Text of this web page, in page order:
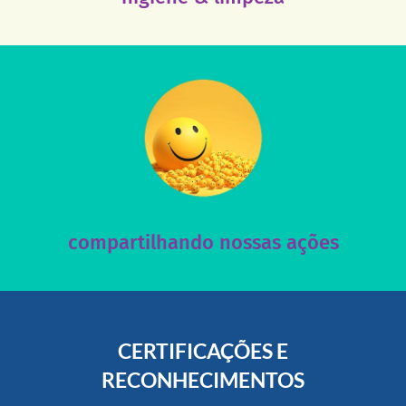
compartilhando nossas ações
Acesse nossas redes sociais e nos ajude compartilhando
nossos posts e nosso site!
acesse nosso instagram
CERTIFICAÇÕES E
RECONHECIMENTOS